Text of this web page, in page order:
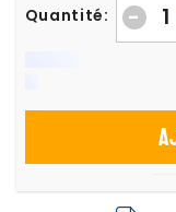
Quantité: -